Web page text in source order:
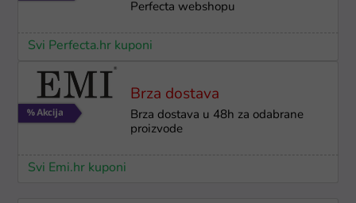
Perfecta webshopu
Svi Perfecta.hr kuponi
Brza dostava
Brza dostava u 48h za odabrane
proizvode
Svi Emi.hr kuponi